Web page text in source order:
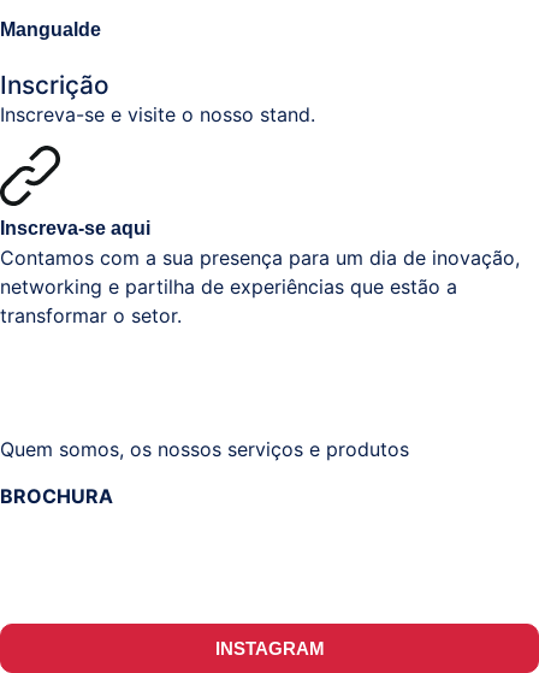
Mangualde
Inscrição
Inscreva-se e visite o nosso stand.
Inscreva-se aqui
Contamos com a sua presença para um dia de inovação,
networking e partilha de experiências que estão a
transformar o setor.
Quem somos, os nossos serviços e produtos
BROCHURA
INSTAGRAM